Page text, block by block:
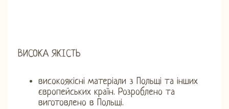
ВИСОКА ЯКІСТЬ
високоякісні матеріали з Польщі та інших
європейських країн. Розроблено та
виготовлено в Польщі.